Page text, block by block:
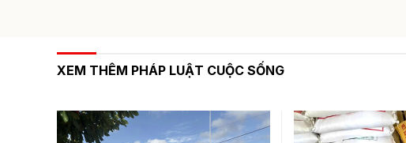
XEM THÊM PHÁP LUẬT CUỘC SỐNG